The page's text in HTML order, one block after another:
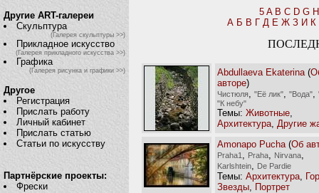
Другие ART-галереи
Скульптура
(Галерея скульптуры >>)
Прикладное искусство
(Галерея прикладного искусства >>)
Графика
(Галерея рисунка и графики >>)
Другое
Регистрация
Прислать работу
Личный кабинет
Прислать статью
Статьи по искусству
Партнёрские проекты:
Фрески
5 A B C D G H
А Б В Г Д Е Ж З И К
Abdullaeva Ekaterina (
авторе)
Чистюля "Её лик" "Вода"
"К небу"
Темы: Животные
Архитектура Другие
Amonapo Pucha (Об
Praha1 Praha Nirvana
Karlshtein De Pardie
Темы: Архитектура
Звезды
Портрет